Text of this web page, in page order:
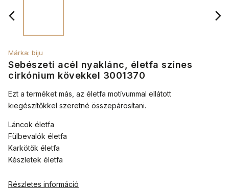
Sebészeti acél nyaklánc, életfa színes
cirkónium kövekkel 3001370
Márka: biju
Ezt a terméket más, az életfa motívummal ellátott
kiegészítőkkel szeretné összepárosítani.
Láncok életfa
Fülbevalók életfa
Karkötők életfa
Készletek életfa
Részletes információ